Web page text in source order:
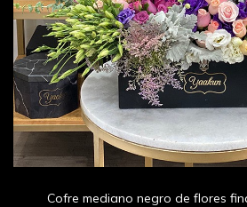
Cofre mediano negro de flores